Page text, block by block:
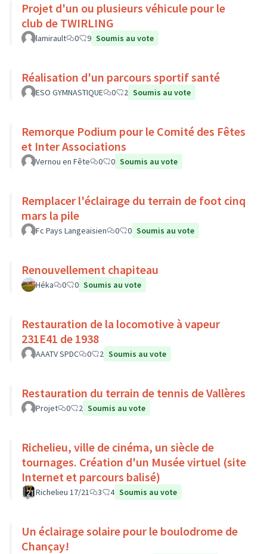
Projet d'un ou plusieurs véhicule pour le
club de TWIRLING
lamirault 0 9 Soumis au vote
Réalisation d'un parcours sportif santé
ESO GYMNASTIQUE 0 2 Soumis au vote
Remorque Podium pour le Comité des Fêtes
et Inter Associations
Vernou en Fête 0 0 Soumis au vote
Remplacer l'éclairage du terrain de foot cinq
mars la pile
Fc Pays Langeaisien 0 0 Soumis au vote
Renouvellement chapiteau
Héka 0 0 Soumis au vote
Restauration de la locomotive à vapeur
231E41 de 1938
AAATV SPDC 0 2 Soumis au vote
Restauration du terrain de tennis de Vallères
Projet 0 2 Soumis au vote
Richelieu, ville de cinéma, un siècle de
tournages. Création d'un Musée virtuel (site
Internet et parcours balisé)
Richelieu 17/21 3 4 Soumis au vote
Un éclairage solaire pour le boulodrome de
Chançay!